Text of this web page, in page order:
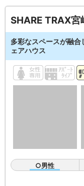
SHARE TRAX宮
多彩なスペースが融
ェアハウス
○男性